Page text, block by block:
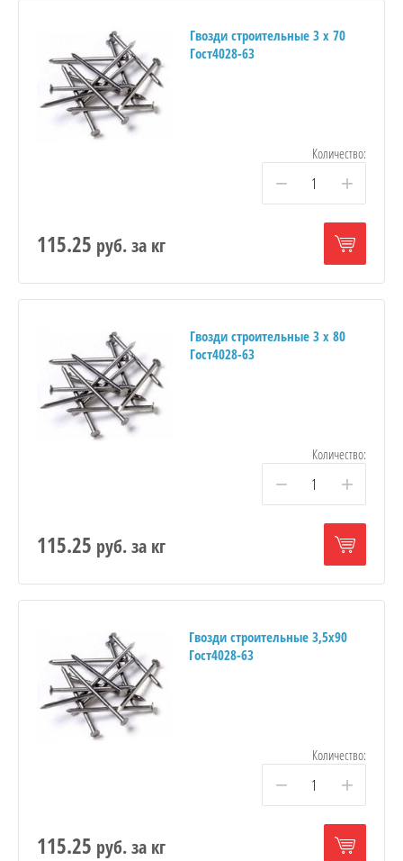
Гвозди строительные 3 х 70
Гост4028-63
Количество:
− +
115.25 руб.за кг
Гвозди строительные 3 х 80
Гост4028-63
Количество:
− +
115.25 руб.за кг
Гвозди строительные 3,5х90
Гост4028-63
Количество:
− +
115.25 руб.за кг